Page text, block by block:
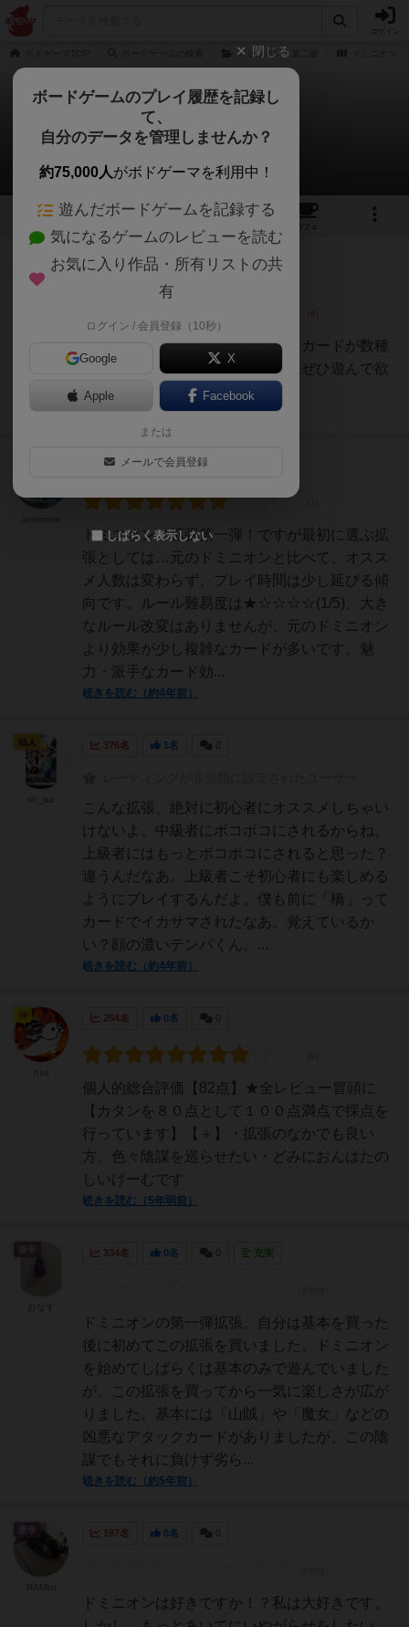
ドミニオン：第二版
ドミニオン：陰謀
10件のレビュー
1 10
カフェ
163名
陰謀の名に恥じぬ陰湿なアタックカードが数種
あるが、基本をプレイした人にはぜひ遊んで欲
しい拡張。
続きを読む（3年以上前）
大賢者
203名 0名
ドミニオンの拡張第一弾！ですが最初に選ぶ拡
張としては…元のドミニオンと比べて、オスス
メ人数は変わらず、プレイ時間は少し延びる傾
向です。ルール難易度は★☆☆☆☆(1/5)、大き
なルール改変はありませんが、元のドミニオン
より効果が少し複雑なカードが多いです。魅
力・派手なカード効...
続きを読む（約4年前）
376名 1名
こんな拡張、絶対に初心者にオススメしちゃい
けないよ。中級者にボコボコにされるからね。
上級者にはもっとボコボコにされると思った？
違うんだなあ。上級者こそ初心者にも楽しめる
ようにプレイするんだよ。僕も前に「橋」って
カードでイカサマされたなあ。覚えているか
い？顔の濃いテンパくん。...
続きを読む（約4年前）
仙人
254名 0名
個人的総合評価【82点】★全レビュー冒頭に
【カタンを８０点として１００点満点で採点を
行っています】【＋】・拡張のなかでも良い
方、色々陰謀を巡らせたい・どみにおんはたの
しいげーむです
続きを読む（5年弱前）
神
334名 0名 充実
ドミニオンの第一弾拡張。自分は基本を買った
後に初めてこの拡張を買いました。ドミニオン
を始めてしばらくは基本のみで遊んでいました
が、この拡張を買ってから一気に楽しさが広が
りました。基本には「山賊」や「魔女」などの
凶悪なアタックカードがありましたが、この陰
謀でもそれに負けず劣ら...
続きを読む（約5年前）
197名 0名
ドミニオンは好きですか！？私は大好きです。
閉じる
ボードゲームのプレイ履歴を記録し
て、
自分のデータを管理しませんか？
約75,000人がボドゲーマを利用中！
遊んだボードゲームを記録する
気になるゲームのレビューを読む
お気に入り作品・所有リストの共
有
ログイン / 会員登録（10秒）
Google X
Apple Facebook
または
メールで会員登録
しばらく表示しない